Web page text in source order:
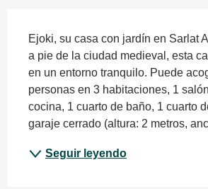
Ejoki, su casa con jardín en Sarlat
a pie de la ciudad medieval, esta
en un entorno tranquilo. Puede
personas en 3 habitaciones, 1
cocina, 1 cuarto de baño, 1 cuarto
garaje cerrado (altura: 2 metros,
Seguir leyendo